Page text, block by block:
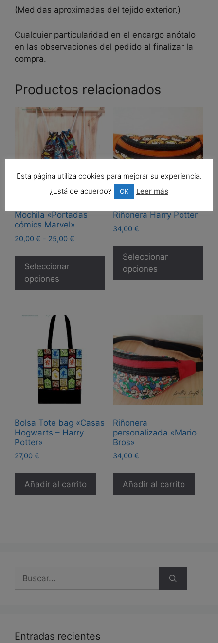
(Medidas aproximadas del tejido exterior.)
Cualquier particularidad en el encargo anótalo
en las observaciones del pedido al finalizar la
compra.
Productos relacionados
Mochila «Portadas
cómics Marvel»
20,00 € - 25,00 €
precios:
hasta
Seleccionar
opciones
producto
múltiples
se
pueden
elegir
en
página
producto
Riñonera Harry Potter
34,00 €
Seleccionar
opciones
en
Bolsa Tote bag «Casas
Hogwarts – Harry
Potter»
27,00 €
Añadir al carrito
Riñonera
personalizada «Mario
Bros»
34,00 €
Añadir al carrito
Buscar:
Entradas recientes
Esta página utiliza cookies para mejorar su experiencia.
¿Está de acuerdo?
OK Leer más